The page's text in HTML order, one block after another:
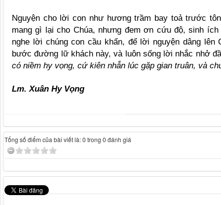
Nguyện cho lời con như hương trầm bay toả trước
mang gì lại cho Chúa, nhưng đem ơn cứu độ, sinh
nghe lời chúng con cầu khẩn, để lời nguyện dâng
bước đường lữ khách này, và luôn sống lời nhắc nhở
có niềm hy vọng, cứ kiên nhẫn lúc gặp gian truân, và
Lm. Xuân Hy Vọng
Tổng số điểm của bài viết là: 0 trong 0 đánh giá